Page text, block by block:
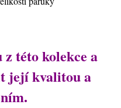
této kolekce a
její kvalitou a